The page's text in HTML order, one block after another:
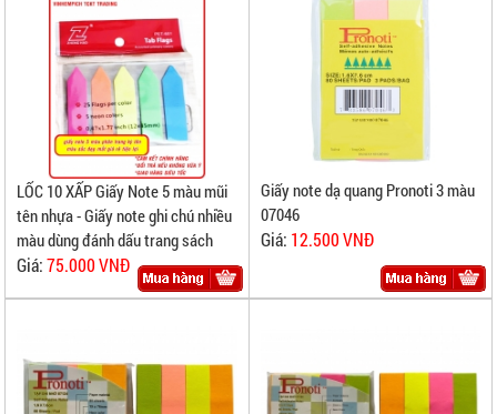
LỐC 10 XẤP Giấy Note 5 màu mũi
tên nhựa - Giấy note ghi chú nhiều
màu dùng đánh dấu trang sách
Giá:75.000 VNĐ
Giấy note dạ quang Pronoti 3 màu
07046
Giá: 12.500 VNĐ